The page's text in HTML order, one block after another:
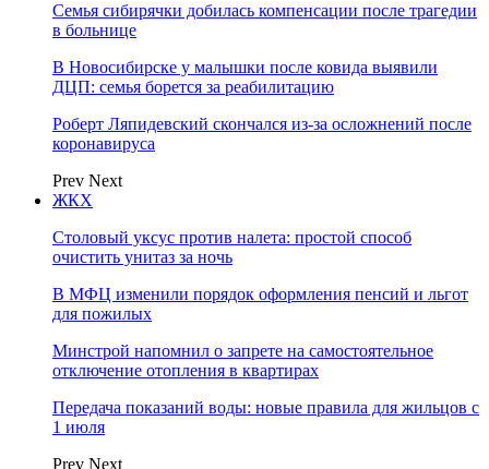
Семья сибирячки добилась компенсации после трагедии
в больнице
В Новосибирске у малышки после ковида выявили
ДЦП: семья борется за реабилитацию
Роберт Ляпидевский скончался из-за осложнений после
коронавируса
Prev Next
ЖКХ
Столовый уксус против налета: простой способ
очистить унитаз за ночь
В МФЦ изменили порядок оформления пенсий и льгот
для пожилых
Минстрой напомнил о запрете на самостоятельное
отключение отопления в квартирах
Передача показаний воды: новые правила для жильцов с
1 июля
Prev Next